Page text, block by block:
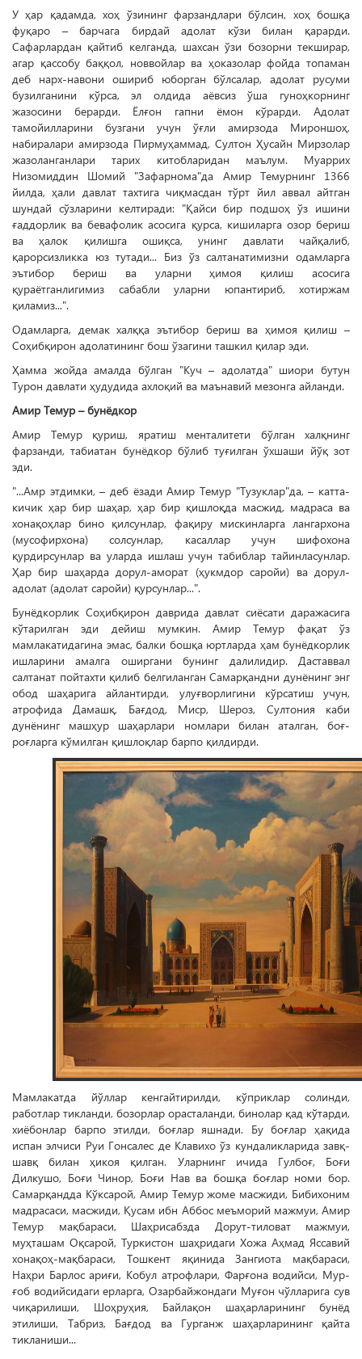
У ҳар қадамда, хоҳ ўзининг фарзандлари бўлсин, хоҳ бошқа
фуқаро – барчага бирдай адолат кўзи билан қарарди.
Сафарлардан қайтиб келганда, шахсан ўзи бозорни текширар,
агар қассобу баққол, новвойлар ва ҳоказолар фойда топаман
деб нарх-навони ошириб юборган бўлсалар, адолат русуми
бузилганини кўрса, эл олдида аёвсиз ўша гуноҳкорнинг
жазосини берарди. Ёлғон гапни ёмон кўрарди. Адолат
тамойилларини бузгани учун ўғли амирзода Мироншоҳ,
набиралари амирзода Пирмуҳаммад, Султон Ҳусайн Мирзолар
жазоланганлари тарих китобларидан маълум. Муаррих
Низомиддин Шомий "Зафарнома"да Амир Темурнинг 1366
йилда, ҳали давлат тахтига чиқмасдан тўрт йил аввал айтган
шундай сўзларини келтиради: "Қайси бир подшоҳ ўз ишини
ғаддорлик ва бевафолик асосига қурса, кишиларга озор бериш
ва ҳалок қилишга ошиқса, унинг давлати чайқалиб,
қарорсизликка юз тутади... Биз ўз салтанатимизни одамларга
эътибор бериш ва уларни ҳимоя қилиш асосига
қураётганлигимиз сабабли уларни юпантириб, хотиржам
қиламиз...".
Одамларга, демак халққа эътибор бериш ва ҳимоя қилиш –
Соҳибқирон адолатининг бош ўзагини ташкил қилар эди.
Ҳамма жойда амалда бўлган "Куч – адолатда" шиори бутун
Турон давлати ҳудудида ахлоқий ва маънавий мезонга айланди.
Амир Темур – бунёдкор
Амир Темур қуриш, яратиш менталитети бўлган халқнинг
фарзанди, табиатан бунёдкор бўлиб туғилган ўхшаши йўқ зот
эди.
"...Амр этдимки, – деб ёзади Амир Темур "Тузуклар"да, – катта-
кичик ҳар бир шаҳар, ҳар бир қишлоқда масжид, мадраса ва
хонақоҳлар бино қилсунлар, фақиру мискинларга лангархона
(мусофирхона) солсунлар, касаллар учун шифохона
қурдирсунлар ва уларда ишлаш учун табиблар тайинласунлар.
Ҳар бир шаҳарда дорул-аморат (ҳукмдор саройи) ва дорул-
адолат (адолат саройи) қурсунлар...".
Бунёдкорлик Соҳибқирон даврида давлат сиёсати даражасига
кўтарилган эди дейиш мумкин. Амир Темур фақат ўз
мамлакатидагина эмас, балки бошқа юртларда ҳам бунёдкорлик
ишларини амалга оширгани бунинг далилидир. Дас­т­­аввал
салтанат пойтахти қилиб белгиланган Самарқандни дунёнинг энг
обод шаҳарига айлантирди, улуғворлигини кўрсатиш учун,
атрофида Дамашқ, Бағдод, Миср, Шероз, Султония каби
дунёнинг машҳур шаҳарлари номлари билан аталган, боғ-
роғларга кўмилган қишлоқлар барпо қилдирди.
Мамлакатда йўллар кенгайтирилди, кўприклар солинди,
работлар тикланди, бозорлар орасталанди, бинолар қад кўтарди,
хиёбонлар барпо этилди, боғлар яшнади. Бу боғлар ҳақида
испан элчиси Руи Гонсалес де Клавихо ўз кундаликларида завқ-
шавқ билан ҳикоя қилган. Уларнинг ичида Гулбоғ, Боғи
Дилкушо, Боғи Чинор, Боғи Нав ва бошқа боғлар номи бор.
Самар­қандда Кўксарой, Амир Темур жоме масжиди, Бибихоним
мадрасаси, масжиди, Қусам ибн Аббос меъморий мажмуи, Амир
Темур мақбараси, Шаҳрисабзда Дорут-тиловат мажмуи,
муҳташам Оқсарой, Туркистон шаҳридаги Хожа Аҳмад Яссавий
хонақоҳ-мақбараси, Тошкент яқинида Зангиота мақбараси,
Наҳри Барлос ариғи, Кобул атрофлари, Фарғона водийси, Мур­
ғоб водийсидаги ерларга, Озарбайжондаги Муғон чўлларига сув
чиқарилиши, Шоҳруҳия, Байлақон шаҳарларининг бунёд
этилиши, Табриз, Бағдод ва Гурганж шаҳарларининг қайта
тикланиши...